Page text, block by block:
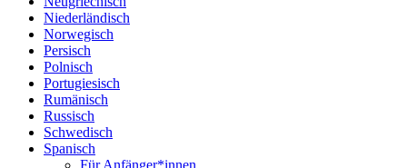
Niederländisch
Norwegisch
Persisch
Polnisch
Portugiesisch
Rumänisch
Russisch
Schwedisch
Spanisch
Für Anfänger*innen